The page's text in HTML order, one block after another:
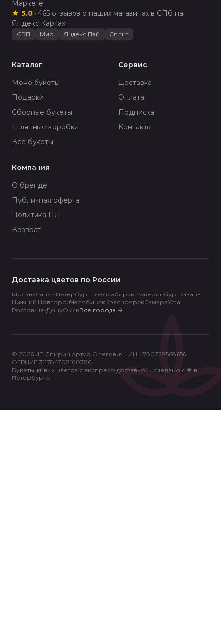
Маркете
★ 5.0 · 465 отзывов о наших магазинах в СПб на
Яндекс Картах
СБП Мир Яндекс Пэй Сплит
Каталог
Моно букеты
Подарки
Сборные букеты
Шляпные коробки
Все букеты
Сервис
Доставка
Оплата
Подписка
Контакты
Компания
О бренде
Публичная оферта
Политика ПД
Возврат
Доставка цветов по России
МоскваСанкт-ПетербургНовосибирскЕкатеринбургКазань
Нижний НовгородЧелябинскКрасноярскСамараУфа
Ростов-на-ДонуОмскВсе города →
© 2026 ИП Спирин Артур Олегович · ИНН 780728568656 ·
ОГРНИП 311784708100386
Букеты живых цветов с экспресс-доставкой · сделано с 💗 в
Петербурге